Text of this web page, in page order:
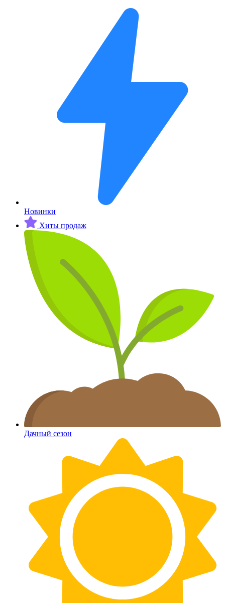
Новинки
Хиты продаж
Дачный сезон